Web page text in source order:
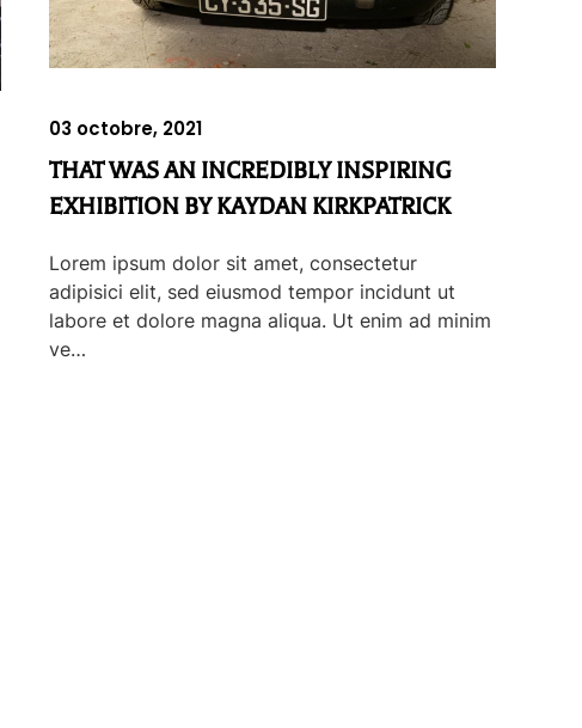
03 octobre, 2021
THAT WAS AN INCREDIBLY INSPIRING
EXHIBITION BY KAYDAN KIRKPATRICK
Lorem ipsum dolor sit amet, consectetur
adipisici elit, sed eiusmod tempor incidunt ut
labore et dolore magna aliqua. Ut enim ad minim
ve…